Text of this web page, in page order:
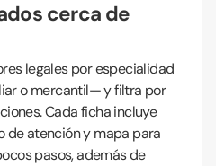
legales por especialidad
o mercantil— y filtra por
Cada ficha incluye
de atención y mapa para
pasos, además de